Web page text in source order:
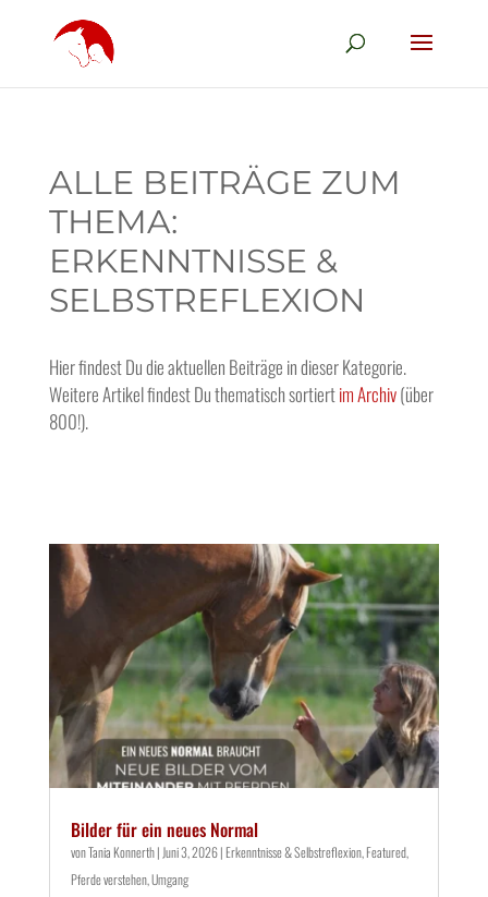
ALLE BEITRÄGE ZUM
THEMA:
ERKENNTNISSE &
SELBSTREFLEXION
Hier findest Du die aktuellen Beiträge in dieser Kategorie.
Weitere Artikel findest Du thematisch sortiertim Archiv(über
800!).
Bilder für ein neues Normal
vonTania Konnerth| Juni 3, 2026|Erkenntnisse & Selbstreflexion,Featured,
Pferde verstehen,Umgang